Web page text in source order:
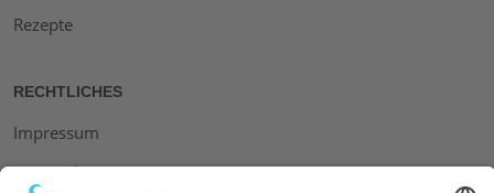
Rezepte
RECHTLICHES
Impressum
Datenschutz